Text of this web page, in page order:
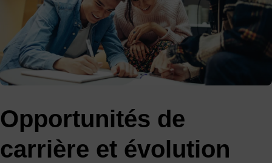
Opportunités de
carrière et évolution